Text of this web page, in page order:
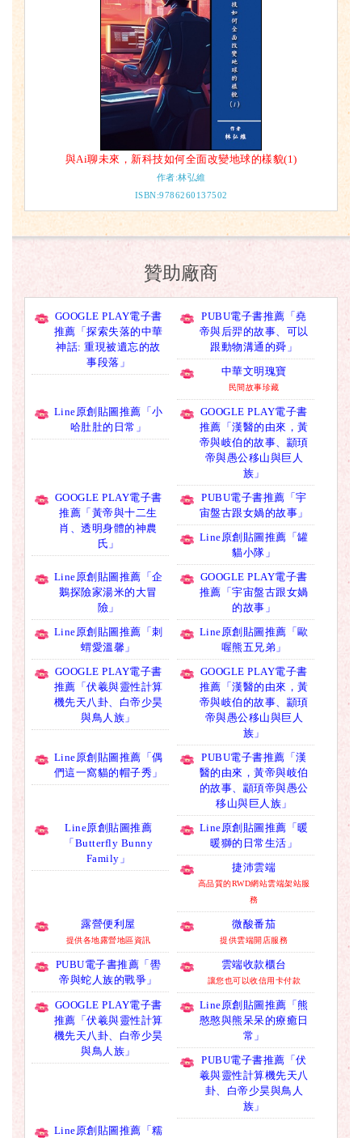
與Ai聊未來，新科技如何全面改變地球的樣貌(1)
作者:林弘維
ISBN:9786260137502
贊助廠商
GOOGLE PLAY電子書
推薦「探索失落的中華
神話: 重現被遺忘的故
事段落」
PUBU電子書推薦「堯
帝與后羿的故事、可以
跟動物溝通的舜」
中華文明瑰寶
民間故事珍藏
Line原創貼圖推薦「小
哈肚肚的日常」
GOOGLE PLAY電子書
推薦「漢醫的由來，黃
帝與岐伯的故事、顓頊
帝與愚公移山與巨人
族」
GOOGLE PLAY電子書
推薦「黃帝與十二生
肖、透明身體的神農
氏」
PUBU電子書推薦「宇
宙盤古跟女媧的故事」
Line原創貼圖推薦「罐
貓小隊」
Line原創貼圖推薦「企
鵝探險家湯米的大冒
險」
GOOGLE PLAY電子書
推薦「宇宙盤古跟女媧
的故事」
Line原創貼圖推薦「刺
蝟愛溫馨」
Line原創貼圖推薦「歐
喔熊五兄弟」
GOOGLE PLAY電子書
推薦「伏羲與靈性計算
機先天八卦、白帝少昊
與鳥人族」
GOOGLE PLAY電子書
推薦「漢醫的由來，黃
帝與岐伯的故事、顓頊
帝與愚公移山與巨人
族」
Line原創貼圖推薦「偶
們這一窩貓的帽子秀」
PUBU電子書推薦「漢
醫的由來，黃帝與岐伯
的故事、顓頊帝與愚公
移山與巨人族」
Line原創貼圖推薦
「Butterfly Bunny
Family」
Line原創貼圖推薦「暖
暖獅的日常生活」
捷沛雲端
高品質的RWD網站雲端架站服
務
露營便利屋
提供各地露營地區資訊
微酸番茄
提供雲端開店服務
PUBU電子書推薦「嚳
帝與蛇人族的戰爭」
雲端收款櫃台
讓您也可以收信用卡付款
GOOGLE PLAY電子書
推薦「伏羲與靈性計算
機先天八卦、白帝少昊
與鳥人族」
Line原創貼圖推薦「熊
憨憨與熊呆呆的療癒日
常」
PUBU電子書推薦「伏
羲與靈性計算機先天八
卦、白帝少昊與鳥人
族」
Line原創貼圖推薦「糯